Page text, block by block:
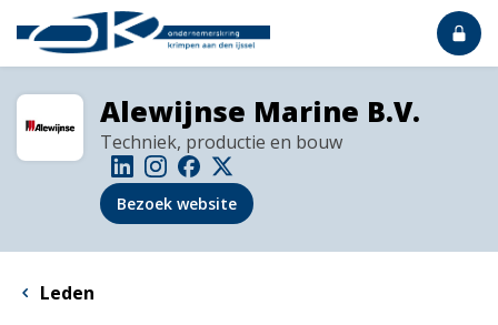
Alewijnse Marine B.V.
Techniek, productie en bouw
Bezoek website
Leden